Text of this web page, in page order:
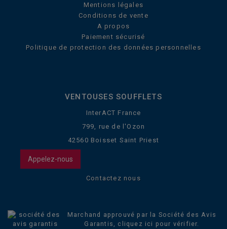
Mentions légales
Conditions de vente
A propos
Paiement sécurisé
Politique de protection des données personnelles
VENTOUSES SOUFFLETS
InterACT France
799, rue de l'Ozon
42560 Boisset Saint Priest
Appelez-nous
Contactez nous
Marchand approuvé par la Société des Avis
Garantis, cliquez ici pour vérifier